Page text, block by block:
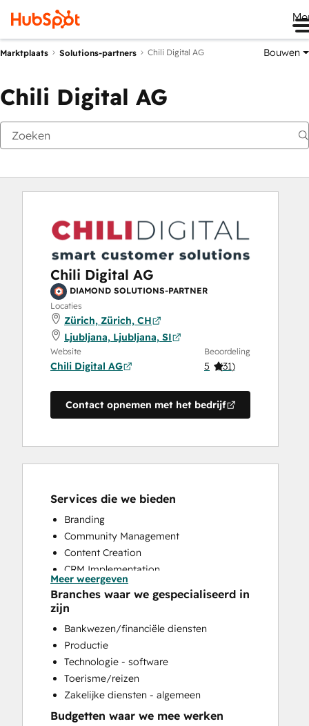
Marktplaats Solutions-partners Chili Digital AG Bouwen
Chili Digital AG
Chili Digital AG
DIAMOND SOLUTIONS-PARTNER
Locaties
Zürich, Zürich, CH
Ljubljana, Ljubljana, SI
Website
Chili Digital AG
Beoordeling
5 (31)
Contact opnemen met het bedrijf
Services die we bieden
Branding
Community Management
Content Creation
CRM Implementation
CRM Migration
Custom API Integrations
Email Marketing
Full Inbound Marketing Services
Help Desk Implementation
Knowledge Base Development
Programmable Automation
Sales and Marketing Alignment
Meer weergeven
Branches waar we gespecialiseerd in
zijn
Bankwezen/financiële diensten
Productie
Technologie - software
Toerisme/reizen
Zakelijke diensten - algemeen
Budgetten waar we mee werken